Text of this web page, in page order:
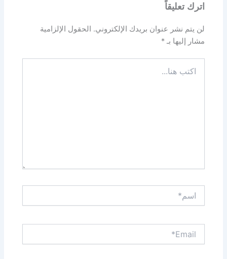
اترك تعليقاً
لن يتم نشر عنوان بريدك الإلكتروني. الحقول الإلزامية
مشار إليها بـ*
هنا...